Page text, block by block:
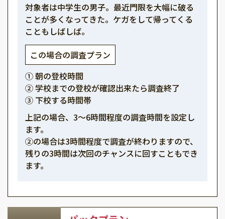
対象者は中学生の男子。最近門限を大幅に破る
ことが多くなってきた。ケガをして帰ってくる
こともしばしば。
この場合の調査プラン
① 朝の登校時間
② 学校までの登校が確認出来たら調査終了
③ 下校する時間帯
上記の場合、3～6時間程度の調査時間を設定し
ます。
②の場合は3時間程度で調査が終わりますので、
残りの3時間は次回のチャンスに回すこともでき
ます。